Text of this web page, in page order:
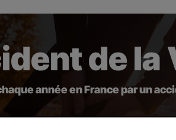
de la
année en France par un
exemple peuvent avoir de